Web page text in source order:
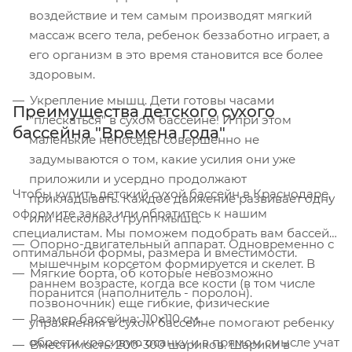
воздействие и тем самым производят мягкий
массаж всего тела, ребенок беззаботно играет, а
его организм в это время становится все более
здоровым.
Укрепление мышц. Дети готовы часами
"плескаться" в сухом бассейне! И при этом
маленькие непоседы совершенно не
задумываются о том, какие усилия они уже
приложили и усердно продолжают
прикладывать. Каждое движение развивает одну
или несколько групп мышц.
Опорно-двигательный аппарат. Одновременно с
мышечным корсетом формируется и скелет. В
раннем возрасте, когда все кости (в том числе
позвоночник) еще гибкие, физические
упражнения в сухом бассейне помогают ребенку
обрести красивую осанку и в прямом смысле учат
Преимущества детского сухого
бассейна "Времена года"
Чтобы купить детский сухой бассейн в Краснодаре,
оформите заказ или обратитесь к нашим
специалистам. Мы поможем подобрать вам бассейн
оптимальной формы, размера и вместимости.
Мягкие борта, об которые невозможно
поранится (наполнитель - поролон).
Размер бассейна: 110x110 см.
Вместимость: 200-300 шариков. Шарики в